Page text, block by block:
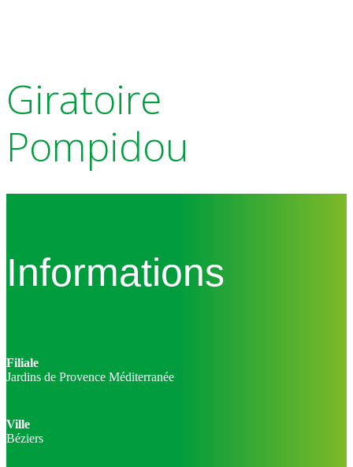
Giratoire
Pompidou
Informations
Filiale
Jardins de Provence Méditerranée
Ville
Béziers